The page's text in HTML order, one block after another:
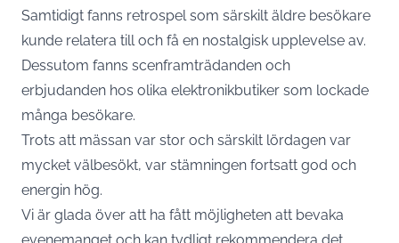
Samtidigt fanns retrospel som särskilt äldre besökare
kunde relatera till och få en nostalgisk upplevelse av.
Dessutom fanns scenframträdanden och
erbjudanden hos olika elektronikbutiker som lockade
många besökare.
Trots att mässan var stor och särskilt lördagen var
mycket välbesökt, var stämningen fortsatt god och
energin hög.
Vi är glada över att ha fått möjligheten att bevaka